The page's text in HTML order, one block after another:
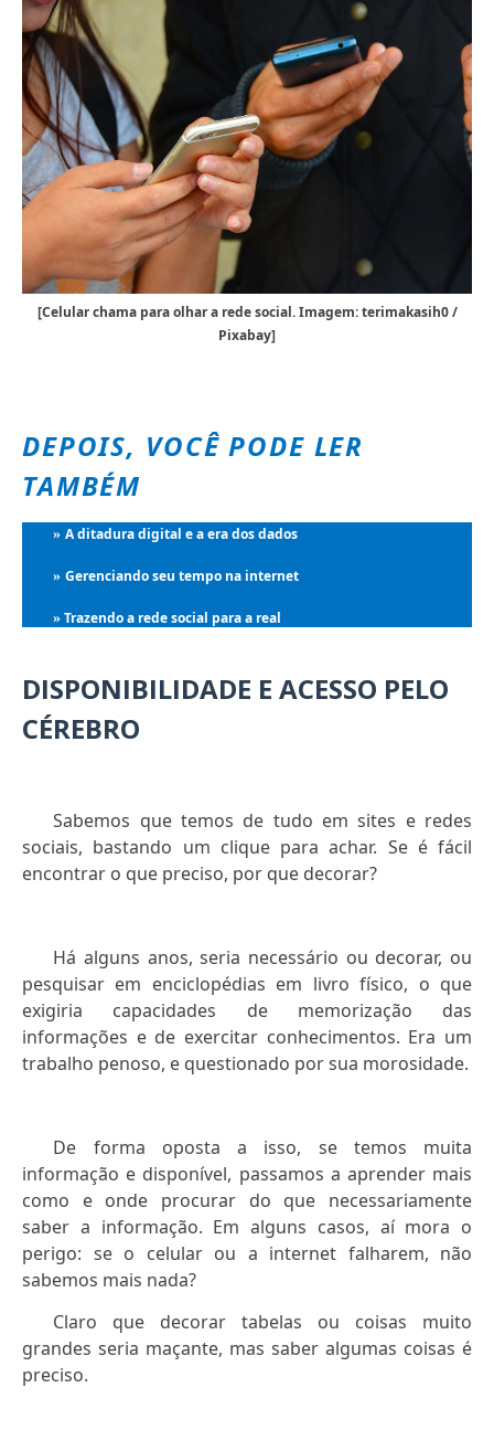
[Celular chama para olhar a rede social. Imagem: terimakasih0 /
Pixabay]
DEPOIS, VOCÊ PODE LER
TAMBÉM
» A ditadura digital e a era dos dados
» Gerenciando seu tempo na internet
» Trazendo a rede social para a real
DISPONIBILIDADE E ACESSO PELO
CÉREBRO
Sabemos que temos de tudo em sites e redes
sociais, bastando um clique para achar. Se é fácil
encontrar o que preciso, por que decorar?
Há alguns anos, seria necessário ou decorar, ou
pesquisar em enciclopédias em livro físico, o que
exigiria capacidades de memorização das
informações e de exercitar conhecimentos. Era um
trabalho penoso, e questionado por sua morosidade.
De forma oposta a isso, se temos muita
informação e disponível, passamos a aprender mais
como e onde procurar do que necessariamente
saber a informação. Em alguns casos, aí mora o
perigo: se o celular ou a internet falharem, não
sabemos mais nada?
Claro que decorar tabelas ou coisas muito
grandes seria maçante, mas saber algumas coisas é
preciso.